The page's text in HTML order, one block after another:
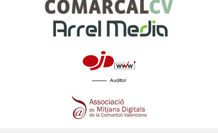
Auditor